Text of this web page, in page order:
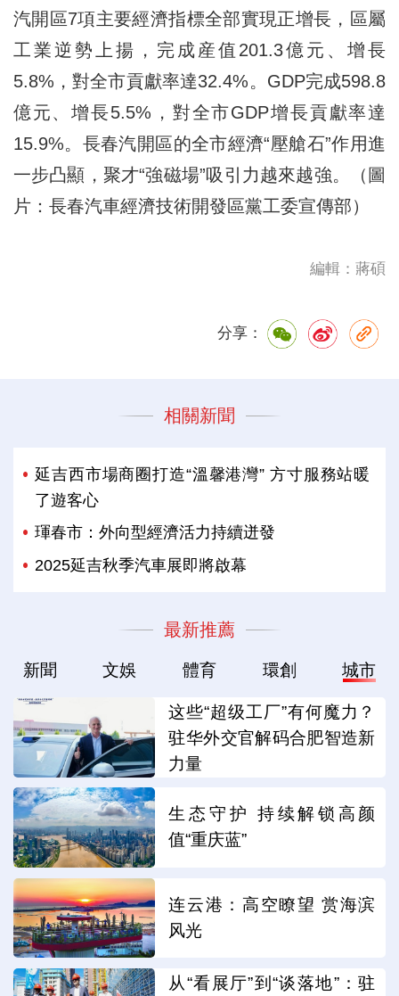
汽開區7項主要經濟指標全部實現正增長，區屬
工業逆勢上揚，完成産值201.3億元、增長
5.8%，對全市貢獻率達32.4%。GDP完成598.8
億元、增長5.5%，對全市GDP增長貢獻率達
15.9%。長春汽開區的全市經濟“壓艙石”作用進
一步凸顯，聚才“強磁場”吸引力越來越強。（圖
片：長春汽車經濟技術開發區黨工委宣傳部）
編輯：蔣碩
分享：
相關新聞
延吉西市場商圈打造“溫馨港灣” 方寸服務站暖
了遊客心
琿春市：外向型經濟活力持續迸發
2025延吉秋季汽車展即將啟幕
最新推薦
新聞 文娛 體育 環創 城市
这些“超级工厂”有何魔力？
驻华外交官解码合肥智造新
力量
生态守护 持续解锁高颜
值“重庆蓝”
连云港：高空瞭望 赏海滨
风光
从“看展厅”到“谈落地”：驻